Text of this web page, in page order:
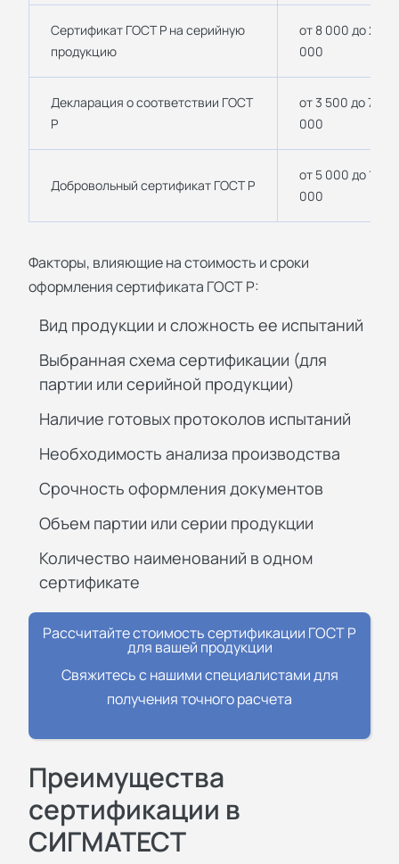
Сертификат ГОСТ Р на серийную
продукцию
от 8 000 до 25
000
Декларация о соответствии ГОСТ
Р
от 3 500 до 7
000
Добровольный сертификат ГОСТ Р
от 5 000 до 15
000
Факторы, влияющие на стоимость и сроки
оформления сертификата ГОСТ Р:
Вид продукции и сложность ее испытаний
Выбранная схема сертификации (для
партии или серийной продукции)
Наличие готовых протоколов испытаний
Необходимость анализа производства
Срочность оформления документов
Объем партии или серии продукции
Количество наименований в одном
сертификате
Рассчитайте стоимость сертификации ГОСТ Р
для вашей продукции
Свяжитесь с нашими специалистами для
получения точного расчета
Преимущества
сертификации в
СИГМАТЕСТ